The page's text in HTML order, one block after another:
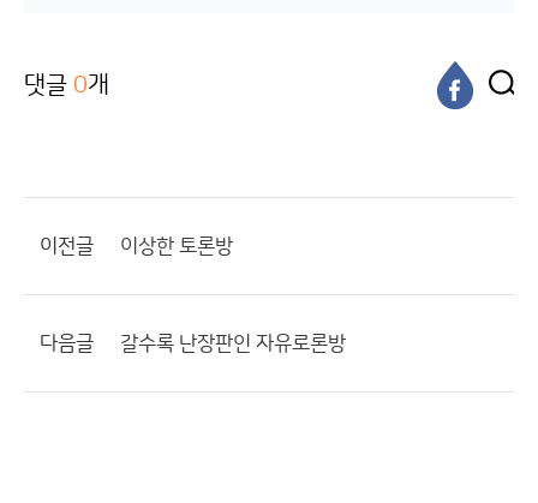
댓글 0개
이전글 이상한 토론방
다음글 갈수록 난장판인 자유로론방